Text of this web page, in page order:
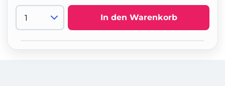
In den Warenkorb